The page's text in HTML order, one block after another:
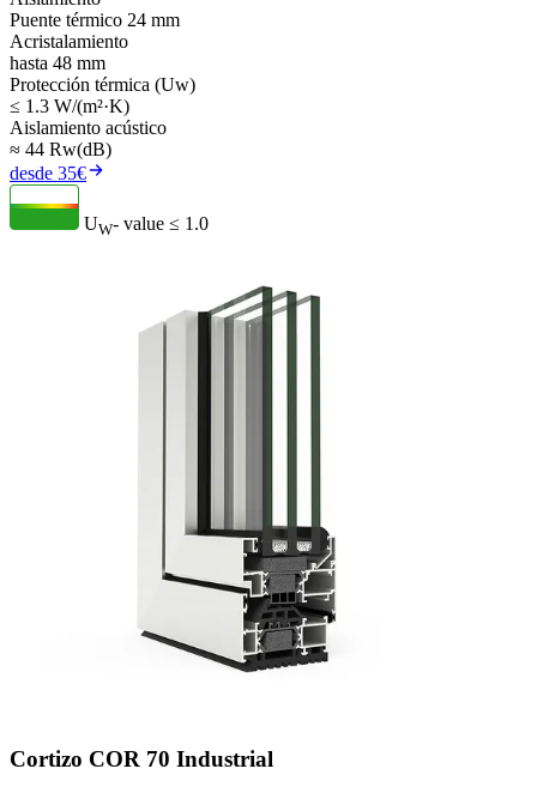
Puente térmico 24 mm
Acristalamiento
hasta 48 mm
Protección térmica (Uw)
≤ 1.3 W/(m²·K)
Aislamiento acústico
≈ 44 Rw(dB)
desde 35€
UW- value ≤ 1.0
Cortizo COR 70 Industrial